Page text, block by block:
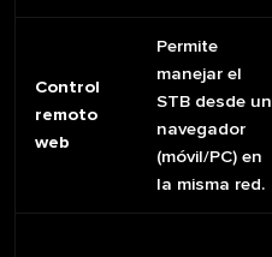
Control
remoto
web
Permite
manejar el
STB desde un
navegador
(móvil/PC) en
la misma red.